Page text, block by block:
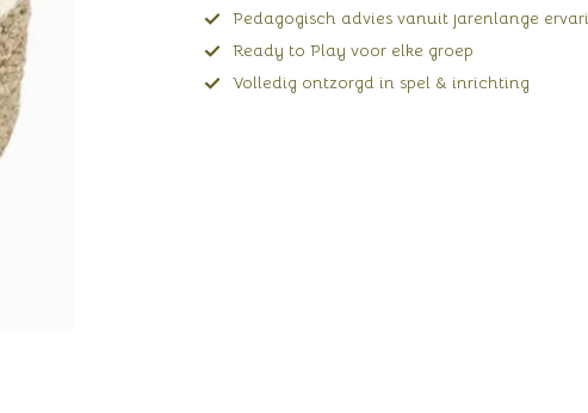
Pedagogisch advies vanuit jarenlange
Ready to Play voor elke groep
Volledig ontzorgd in spel & inrichting